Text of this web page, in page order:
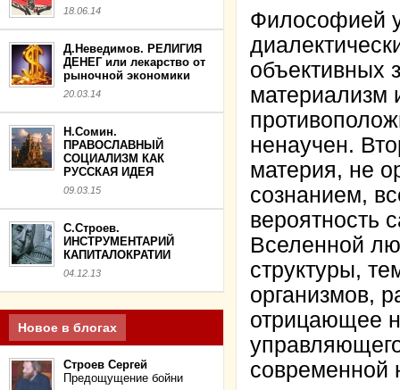
18.06.14
Д.Неведимов. РЕЛИГИЯ
ДЕНЕГ или лекарство от
рыночной экономики
20.03.14
Н.Сомин.
ПРАВОСЛАВНЫЙ
СОЦИАЛИЗМ КАК
РУССКАЯ ИДЕЯ
09.03.15
С.Строев.
ИНСТРУМЕНТАРИЙ
КАПИТАЛОКРАТИИ
04.12.13
Новое в блогах
Строев Сергей
Предощущение бойни
Философией
объективных
материализм
ненаучен.
материя, не
сознанием,
вероятность
Вселенной
структуры,
организмов,
отрицающее
современной